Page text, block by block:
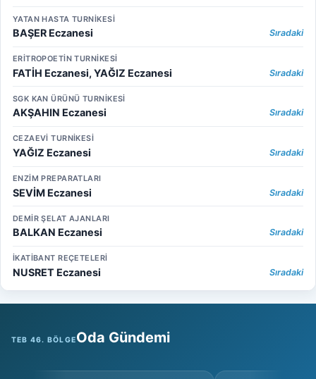
YATAN HASTA TURNİKESİ
BAŞER Eczanesi Sıradaki
ERİTROPOETİN TURNİKESİ
FATİH Eczanesi, YAĞIZ Eczanesi Sıradaki
SGK KAN ÜRÜNÜ TURNİKESİ
AKŞAHIN Eczanesi Sıradaki
CEZAEVİ TURNİKESİ
YAĞIZ Eczanesi Sıradaki
ENZİM PREPARATLARI
SEVİM Eczanesi Sıradaki
DEMİR ŞELAT AJANLARI
BALKAN Eczanesi Sıradaki
İKATİBANT REÇETELERİ
NUSRET Eczanesi Sıradaki
TEB 46. BÖLGEOda Gündemi